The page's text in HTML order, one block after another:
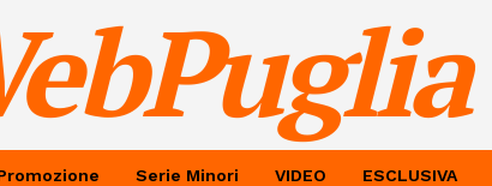
Serie Minori VIDEO ESCLUSIVA